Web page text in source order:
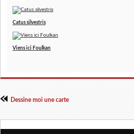
Catus silvestris
Viens ici Foulkan
Dessine moi une carte